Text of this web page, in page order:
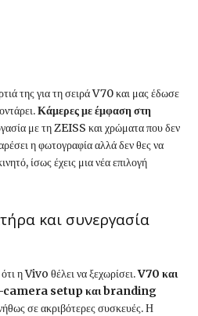
της για τη σειρά V70 και μας έδωσε
Κάμερες με έμφαση στη
με τη ZEISS και χρώματα που δεν
η φωτογραφία αλλά δεν θες να
ίσως έχεις μια νέα επιλογή
και συνεργασία
η Vivo θέλει να ξεχωρίσει.V70 και
camera setup και branding
σε ακριβότερες συσκευές. Η